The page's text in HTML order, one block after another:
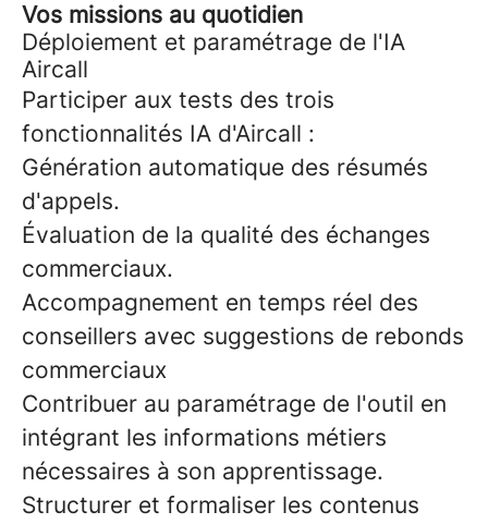
Vos missions au quotidien
Déploiement et paramétrage de l'IA
Aircall
Participer aux tests des trois
fonctionnalités IA d'Aircall :
Génération automatique des résumés
d'appels.
Évaluation de la qualité des échanges
commerciaux.
Accompagnement en temps réel des
conseillers avec suggestions de rebonds
commerciaux
Contribuer au paramétrage de l'outil en
intégrant les informations métiers
nécessaires à son apprentissage.
Structurer et formaliser les contenus